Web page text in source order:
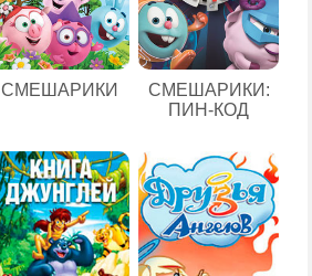
СМЕШАРИКИ
СМЕШАРИКИ:
ПИН-КОД